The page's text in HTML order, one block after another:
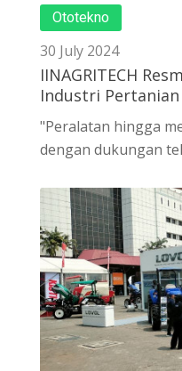
Ototekno
30 July 2024
IINAGRITECH
Industri Pertanian
"Peralatan hingga
dengan dukungan